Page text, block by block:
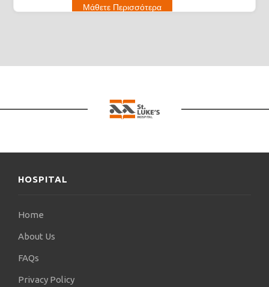
Μάθετε Περισσότερα
HOSPITAL
Home
About Us
FAQs
Privacy Policy